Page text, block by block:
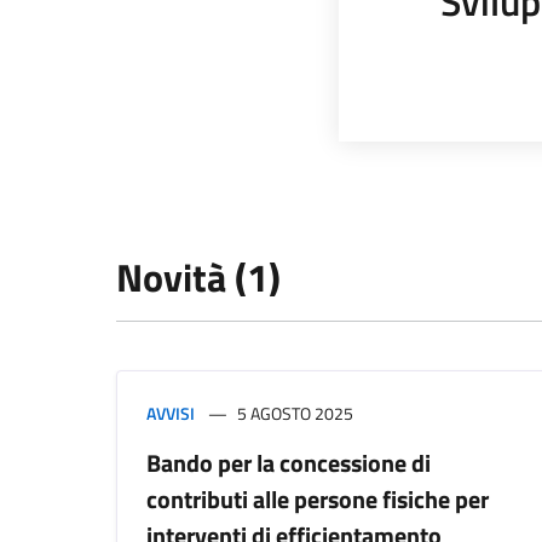
Novità (1)
AVVISI 5 AGOSTO 2025
Bando per la concessione di
contributi alle persone fisiche per